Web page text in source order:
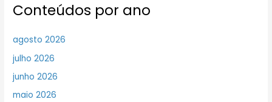
Conteúdos por ano
agosto 2026
julho 2026
junho 2026
maio 2026